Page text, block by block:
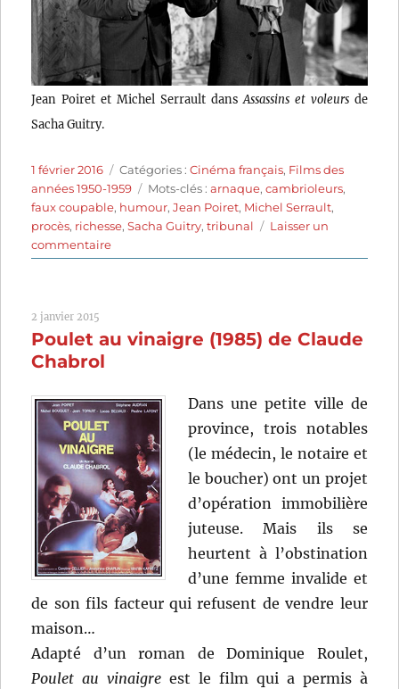
Jean Poiret et Michel Serrault dans Assassins et voleursde
Sacha Guitry.
Publié
le
1 février 2016 Catégories
Catégories :Cinéma français, Films des
années 1950-1959
Étiquettes
Mots-clés :arnaque,cambrioleurs,
faux coupable, humour,Jean Poiret, Michel Serrault,
procès, richesse,Sacha Guitry,tribunal
Laisser un
commentairesur
Assassins
de
2 janvier 2015
Poulet au vinaigre (1985) de Claude
Chabrol
Dans une petite ville de
province, trois notables
(le médecin, le notaire et
le boucher) ont un projet
d’opération immobilière
juteuse. Mais ils se
heurtent à l’obstination
d’une femme invalide et
de son fils facteur qui refusent de vendre leur
maison…
Adapté d’un roman de Dominique Roulet,
Poulet au vinaigre est le film qui a permis à